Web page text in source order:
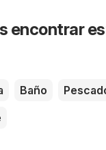
encontrar
Baño